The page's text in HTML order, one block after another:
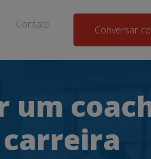
Contato Conversar
carreira